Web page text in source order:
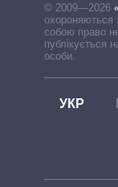
© 2009—2026
охороняються
собою право
публікується
особи.
УКР